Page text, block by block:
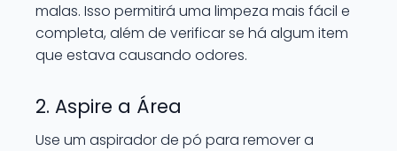
malas. Isso permitirá uma limpeza mais fácil e
completa, além de verificar se há algum item
que estava causando odores.
2. Aspire a Área
Use um aspirador de pó para remover a